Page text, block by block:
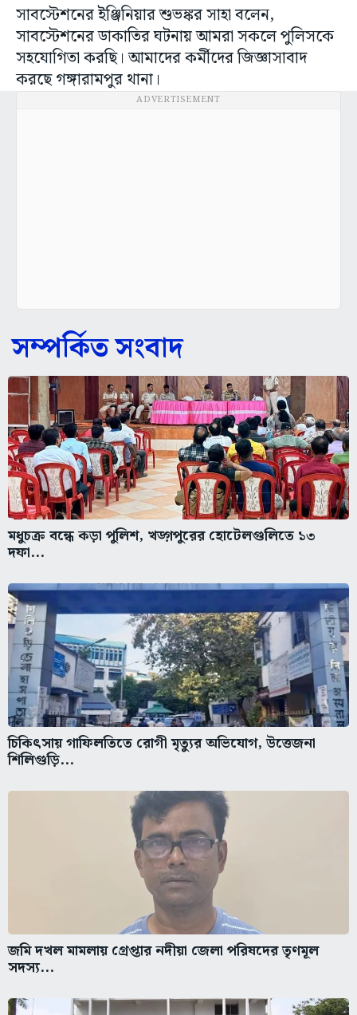
সাবস্টেশনের ইঞ্জিনিয়ার শুভঙ্কর সাহা বলেন,
সাবস্টেশনের ডাকাতির ঘটনায় আমরা সকলে পুলিসকে
সহযোগিতা করছি। আমাদের কর্মীদের জিজ্ঞাসাবাদ
করছে গঙ্গারামপুর থানা।
ADVERTISEMENT
সম্পর্কিত সংবাদ
মধুচক্র বন্ধে কড়া পুলিশ, খড়্গপুরের হোটেলগুলিতে ১৩
দফা...
চিকিৎসায় গাফিলতিতে রোগী মৃত্যুর অভিযোগ, উত্তেজনা
শিলিগুড়ি...
জমি দখল মামলায় গ্রেপ্তার নদীয়া জেলা পরিষদের তৃণমূল
সদস্য...